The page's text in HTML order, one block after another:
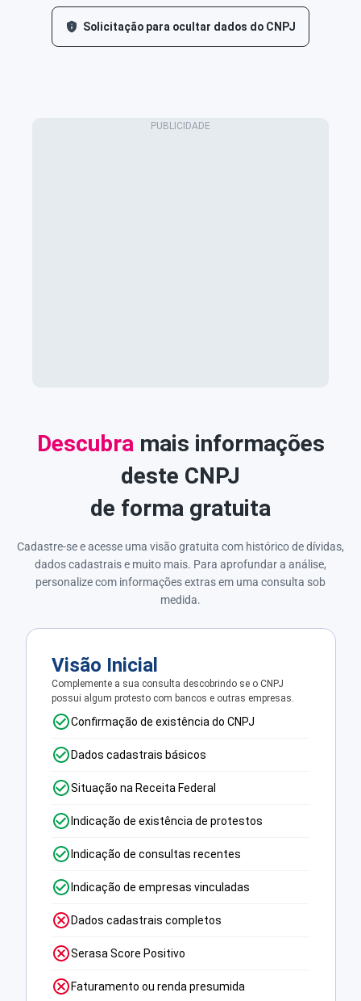
Solicitação para ocultar dados do CNPJ
Descubra mais informações
deste CNPJ
de forma gratuita
Cadastre-se e acesse uma visão gratuita com histórico de dívidas,
dados cadastrais e muito mais. Para aprofundar a análise,
personalize com informações extras em uma consulta sob
medida.
Visão Inicial
Complemente a sua consulta descobrindo se o CNPJ
possui algum protesto com bancos e outras empresas.
Confirmação de existência do CNPJ
Dados cadastrais básicos
Situação na Receita Federal
Indicação de existência de protestos
Indicação de consultas recentes
Indicação de empresas vinculadas
Dados cadastrais completos
Serasa Score Positivo
Faturamento ou renda presumida